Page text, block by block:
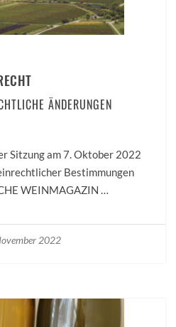
ÄNDERUNGEN
Sitzung am 7. Oktober 2022
Bestimmungen
WEINMAGAZIN …
2022